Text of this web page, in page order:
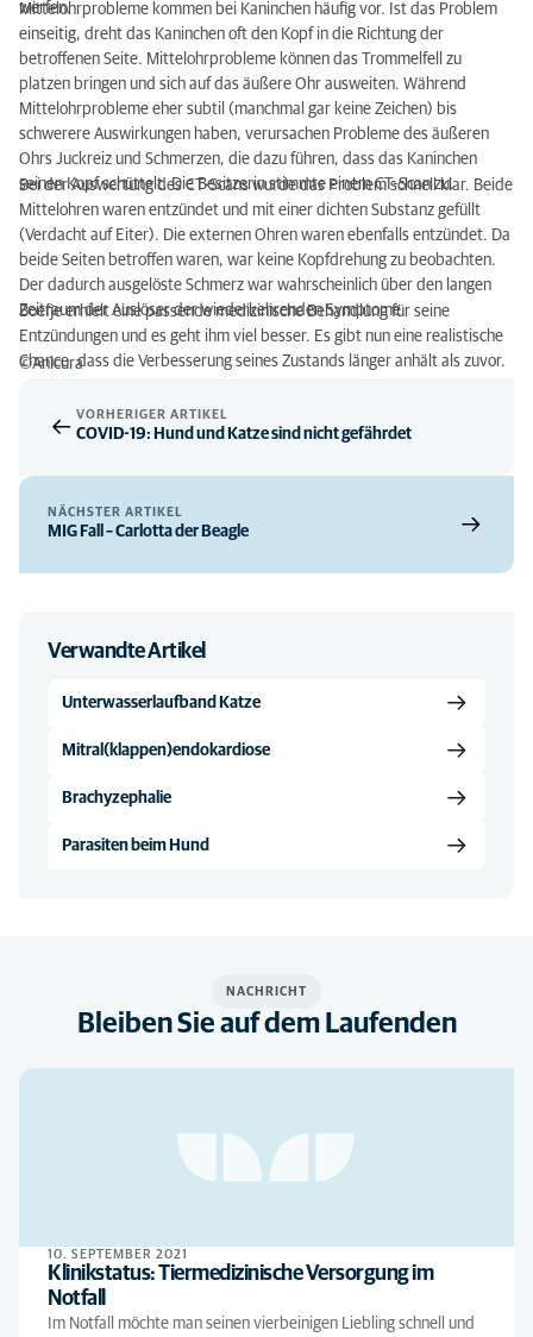
werfen.
Mittelohrprobleme kommen bei Kaninchen häufig vor. Ist das Problem
einseitig, dreht das Kaninchen oft den Kopf in die Richtung der
betroffenen Seite. Mittelohrprobleme können das Trommelfell zu
platzen bringen und sich auf das äußere Ohr ausweiten. Während
Mittelohrprobleme eher subtil (manchmal gar keine Zeichen) bis
schwerere Auswirkungen haben, verursachen Probleme des äußeren
Ohrs Juckreiz und Schmerzen, die dazu führen, dass das Kaninchen
seinen Kopf schüttelt. Die Besitzerin stimmte einem CT-Scan zu.
Bei der Auswertung des CT-Scans wurde das Problem schnell klar. Beide
Mittelohren waren entzündet und mit einer dichten Substanz gefüllt
(Verdacht auf Eiter). Die externen Ohren waren ebenfalls entzündet. Da
beide Seiten betroffen waren, war keine Kopfdrehung zu beobachten.
Der dadurch ausgelöste Schmerz war wahrscheinlich über den langen
Zeitraum der Auslöser der wiederkehrenden Symptome.
Boefje erhielt eine passende medizinische Behandlung für seine
Entzündungen und es geht ihm viel besser. Es gibt nun eine realistische
Chance, dass die Verbesserung seines Zustands länger anhält als zuvor.
©Anicura
VORHERIGER ARTIKEL
COVID-19: Hund und Katze sind nicht gefährdet
NÄCHSTER ARTIKEL
MIG Fall – Carlotta der Beagle
Verwandte Artikel
Unterwasserlaufband Katze
Mitral(klappen)endokardiose
Brachyzephalie
Parasiten beim Hund
NACHRICHT
Bleiben Sie auf dem Laufenden
10. SEPTEMBER 2021
Klinikstatus: Tiermedizinische Versorgung im
Notfall
Im Notfall möchte man seinen vierbeinigen Liebling schnell und